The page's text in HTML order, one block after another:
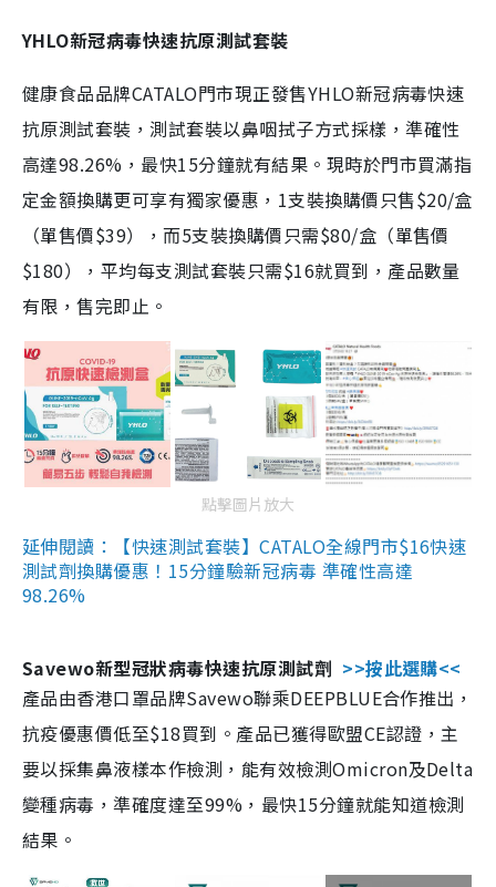
YHLO新冠病毒快速抗原測試套裝
健康食品品牌CATALO門市現正發售YHLO新冠病毒快速
抗原測試套裝，測試套裝以鼻咽拭子方式採樣，準確性
高達98.26%，最快15分鐘就有結果。現時於門市買滿指
定金額換購更可享有獨家優惠，1支裝換購價只售$20/盒
（單售價$39），而5支裝換購價只需$80/盒（單售價
$180），平均每支測試套裝只需$16就買到，產品數量
有限，售完即止。
點擊圖片放大
延伸閱讀：【快速測試套裝】CATALO全線門市$16快速
測試劑換購優惠！15分鐘驗新冠病毒 準確性高達
98.26%
Savewo新型冠狀病毒快速抗原測試劑 >>按此選購<<
產品由香港口罩品牌Savewo聯乘DEEPBLUE合作推出，
抗疫優惠價低至$18買到。產品已獲得歐盟CE認證，主
要以採集鼻液樣本作檢測，能有效檢測Omicron及Delta
變種病毒，準確度達至99%，最快15分鐘就能知道檢測
結果。